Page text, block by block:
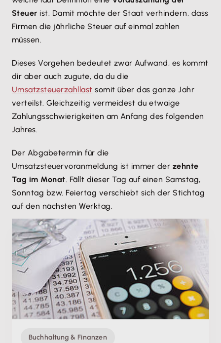
Steuer ist. Damit möchte der Staat verhindern, dass
Firmen die jährliche Steuer auf einmal zahlen
müssen.
Dieses Vorgehen bedeutet zwar Aufwand, es kommt
dir aber auch zugute, da du die
Umsatzsteuerzahllast somit über das ganze Jahr
verteilst. Gleichzeitig vermeidest du etwaige
Zahlungsschwierigkeiten am Anfang des folgenden
Jahres.
Der Abgabetermin für die
Umsatzsteuervoranmeldung ist immer der zehnte
Tag im Monat. Fällt dieser Tag auf einen Samstag,
Sonntag bzw. Feiertag verschiebt sich der Stichtag
auf den nächsten Werktag.
Buchhaltung & Finanzen